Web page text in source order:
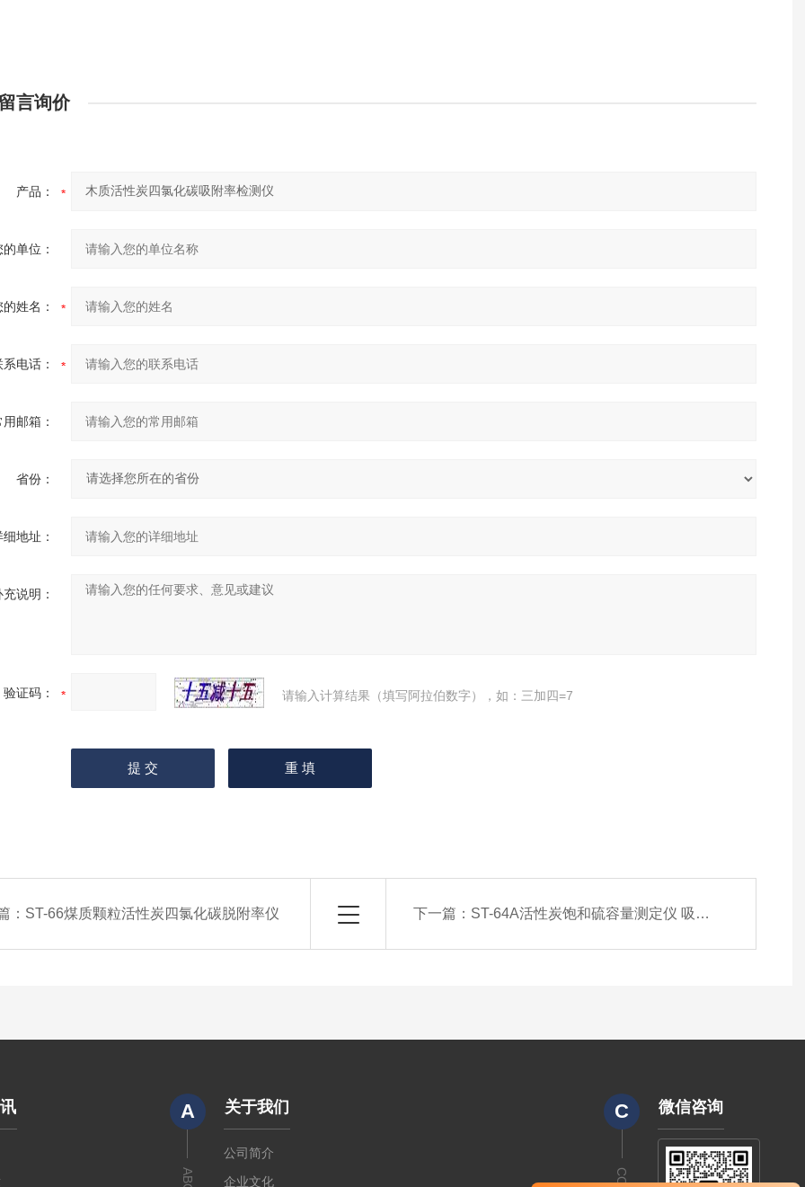
言询价
产品：
的单位：
的姓名：
系电话：
用邮箱：
省份：
细地址：
充说明：
验证码： 请输入计算结果（填写阿拉伯数字），如：三加四=7
： ST-66煤质颗粒活性炭四氯化碳脱附率仪 下一篇： ST-64A活性炭饱和硫容量测定仪 吸附硫化氢
A 关于我们
公司简介
企业文化
C 微信咨询